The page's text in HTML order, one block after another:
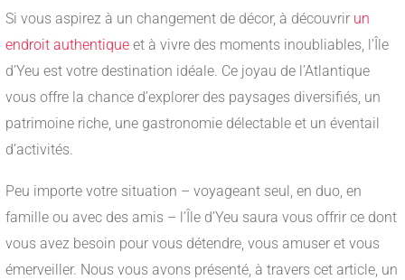
Si vous aspirez à un changement de décor, à découvrir un
endroit authentique et à vivre des moments inoubliables, l’Île
d’Yeu est votre destination idéale. Ce joyau de l’Atlantique
vous offre la chance d’explorer des paysages diversifiés, un
patrimoine riche, une gastronomie délectable et un éventail
d’activités.
Peu importe votre situation – voyageant seul, en duo, en
famille ou avec des amis – l’Île d’Yeu saura vous offrir ce dont
vous avez besoin pour vous détendre, vous amuser et vous
émerveiller. Nous vous avons présenté, à travers cet article, un